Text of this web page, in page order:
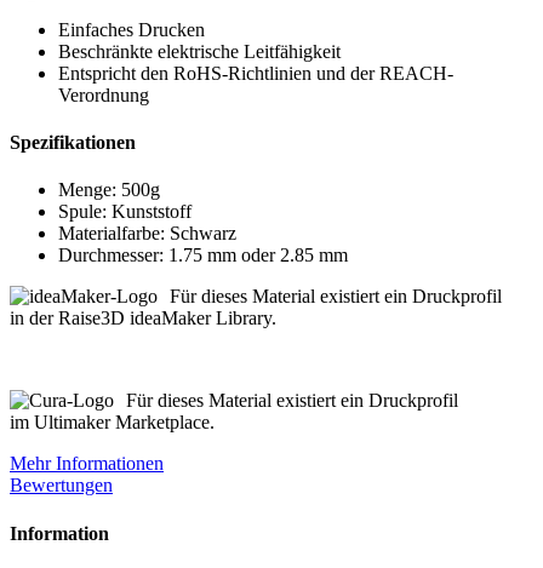
Einfaches Drucken
Beschränkte elektrische Leitfähigkeit
Entspricht den RoHS-Richtlinien und der REACH-
Verordnung
Spezifikationen
Menge: 500g
Spule: Kunststoff
Materialfarbe: Schwarz
Durchmesser: 1.75 mm oder 2.85 mm
Für dieses Material existiert ein Druckprofil
in der Raise3D ideaMaker Library.
Für dieses Material existiert ein Druckprofil
im Ultimaker Marketplace.
Mehr Informationen
Bewertungen
Information